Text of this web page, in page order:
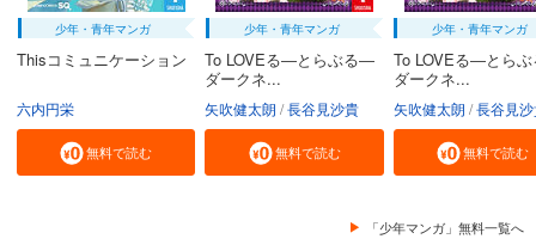
少年・青年マンガ
Thisコミュニケーション
六内円栄
無料で読む
少年・青年マンガ
To LOVEる―とらぶる―
ダークネ...
矢吹健太朗 長谷見沙貴
無料で読む
少年・青年マンガ
To LOVEる―とら
ダークネ...
矢吹健太朗 長谷見
無料で読む
「少年マンガ」無料一覧へ